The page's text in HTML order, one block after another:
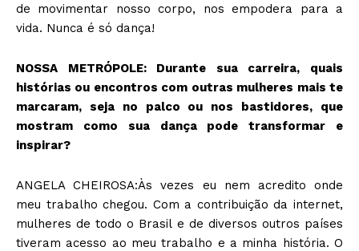
de movimentar nosso corpo, nos empodera para a
vida. Nunca é só dança!
NOSSA METRÓPOLE: Durante sua carreira, quais
histórias ou encontros com outras mulheres mais te
marcaram, seja no palco ou nos bastidores, que
mostram como sua dança pode transformar e
inspirar?
ANGELA CHEIROSA:Às vezes eu nem acredito onde
meu trabalho chegou. Com a contribuição da internet,
mulheres de todo o Brasil e de diversos outros países
tiveram acesso ao meu trabalho e a minha história. O